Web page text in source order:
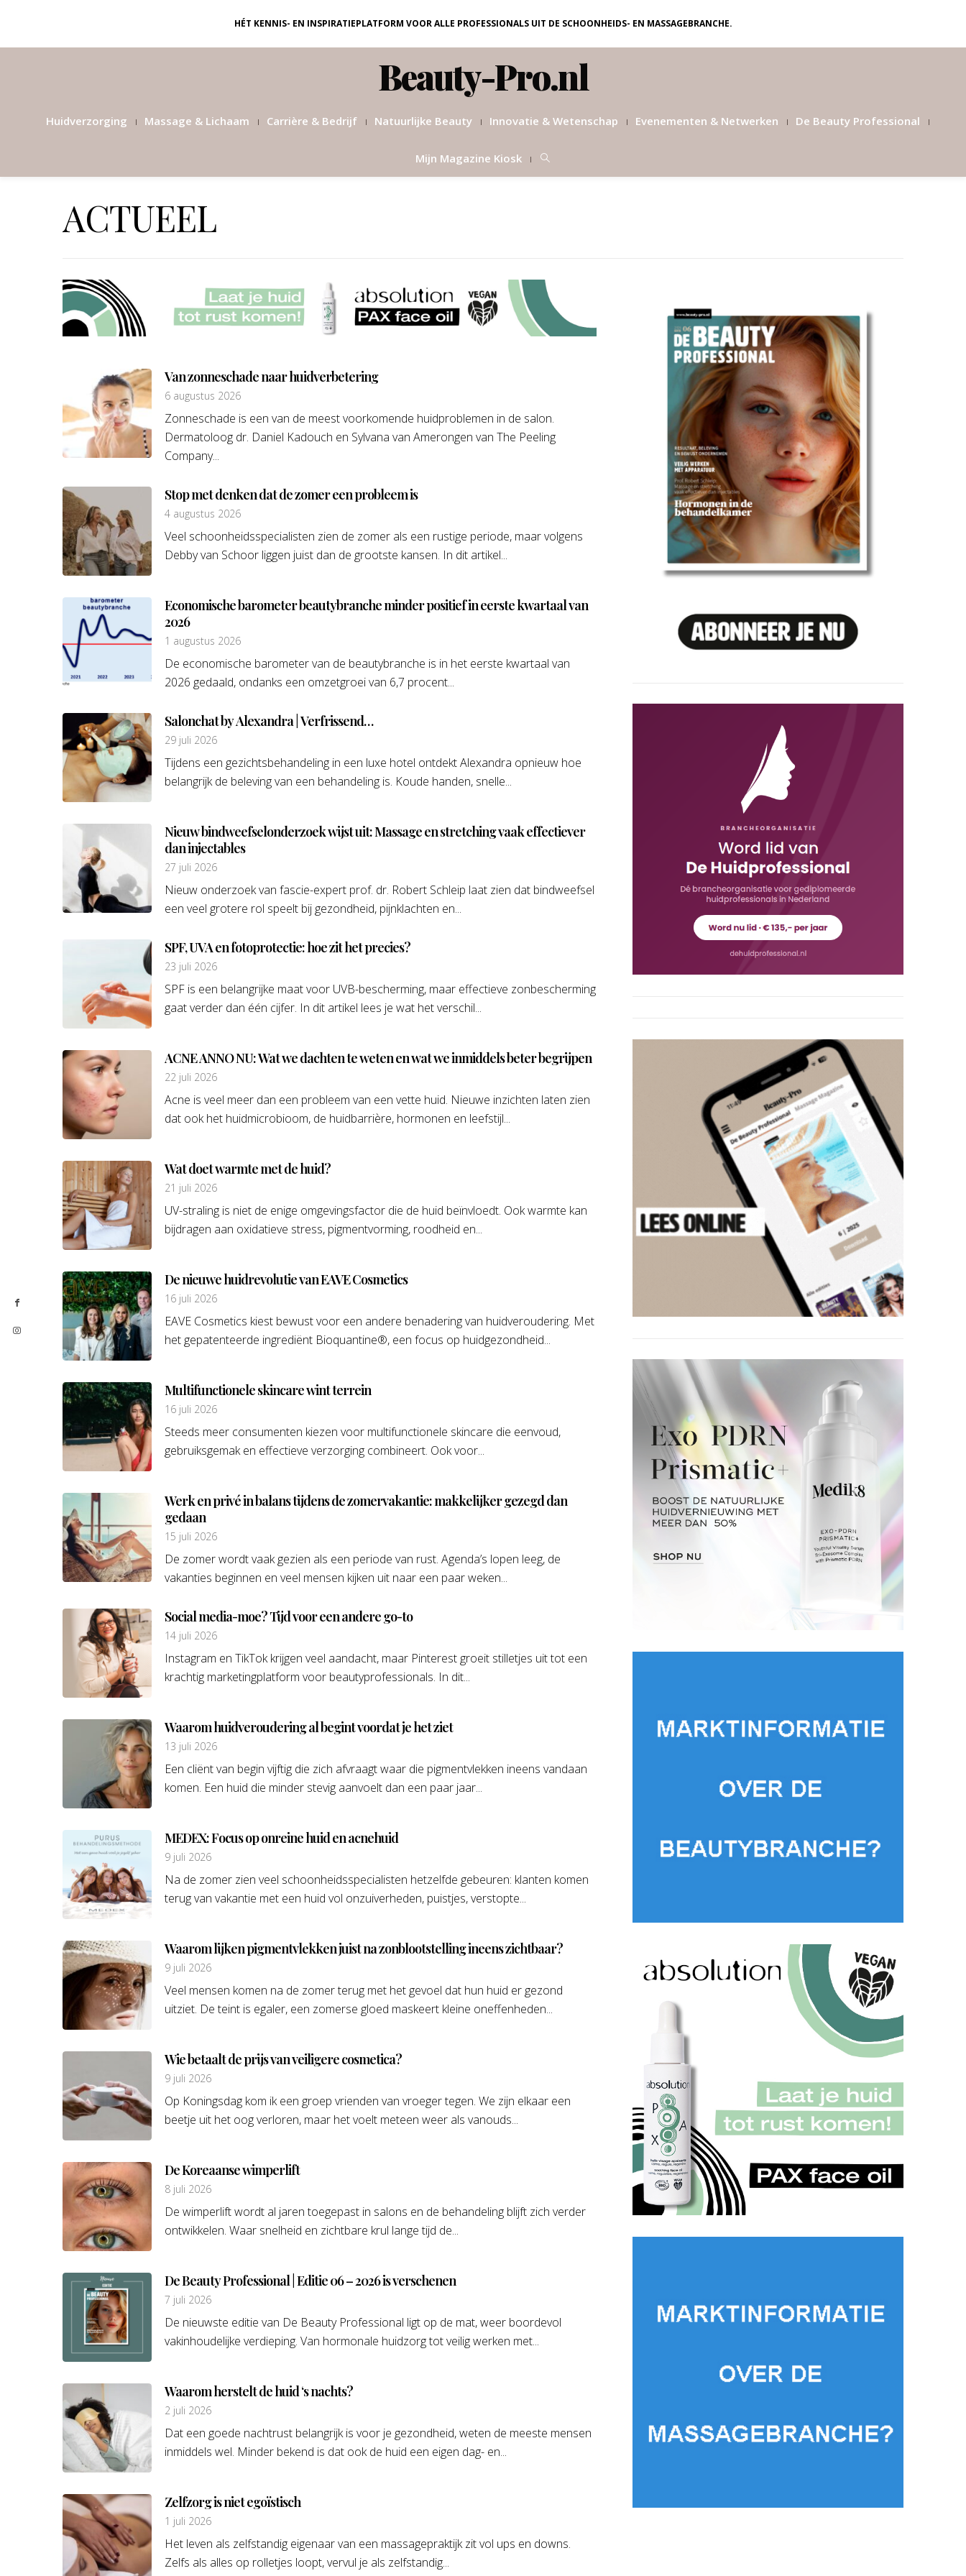
HÉT KENNIS- EN INSPIRATIEPLATFORM VOOR ALLE PROFESSIONALS UIT DE SCHOONHEIDS- EN MASSAGEBRANCHE.
Beauty-Pro.nl
Huidverzorging Massage & Lichaam Carrière & Bedrijf Natuurlijke Beauty Innovatie & Wetenschap Evenementen & Netwerken De Beauty Professional
Mijn Magazine Kiosk
ACTUEEL
Van zonneschade naar huidverbetering
6 augustus 2026
Zonneschade is een van de meest voorkomende huidproblemen in de salon.
Dermatoloog dr. Daniel Kadouch en Sylvana van Amerongen van The Peeling
Company...
Stop met denken dat de zomer een probleem is
4 augustus 2026
Veel schoonheidsspecialisten zien de zomer als een rustige periode, maar volgens
Debby van Schoor liggen juist dan de grootste kansen. In dit artikel...
Economische barometer beautybranche minder positief in eerste kwartaal van
2026
1 augustus 2026
De economische barometer van de beautybranche is in het eerste kwartaal van
2026 gedaald, ondanks een omzetgroei van 6,7 procent...
Salonchat by Alexandra | Verfrissend…
29 juli 2026
Tijdens een gezichtsbehandeling in een luxe hotel ontdekt Alexandra opnieuw hoe
belangrijk de beleving van een behandeling is. Koude handen, snelle...
Nieuw bindweefselonderzoek wijst uit: Massage en stretching vaak effectiever
dan injectables
27 juli 2026
Nieuw onderzoek van fascie-expert prof. dr. Robert Schleip laat zien dat bindweefsel
een veel grotere rol speelt bij gezondheid, pijnklachten en...
SPF, UVA en fotoprotectie: hoe zit het precies?
23 juli 2026
SPF is een belangrijke maat voor UVB-bescherming, maar effectieve zonbescherming
gaat verder dan één cijfer. In dit artikel lees je wat het verschil...
ACNE ANNO NU: Wat we dachten te weten en wat we inmiddels beter begrijpen
22 juli 2026
Acne is veel meer dan een probleem van een vette huid. Nieuwe inzichten laten zien
dat ook het huidmicrobioom, de huidbarrière, hormonen en leefstijl...
Wat doet warmte met de huid?
21 juli 2026
UV-straling is niet de enige omgevingsfactor die de huid beïnvloedt. Ook warmte kan
bijdragen aan oxidatieve stress, pigmentvorming, roodheid en...
De nieuwe huidrevolutie van EAVE Cosmetics
16 juli 2026
EAVE Cosmetics kiest bewust voor een andere benadering van huidveroudering. Met
het gepatenteerde ingrediënt Bioquantine®, een focus op huidgezondheid...
Multifunctionele skincare wint terrein
16 juli 2026
Steeds meer consumenten kiezen voor multifunctionele skincare die eenvoud,
gebruiksgemak en effectieve verzorging combineert. Ook voor...
Werk en privé in balans tijdens de zomervakantie: makkelijker gezegd dan
gedaan
15 juli 2026
De zomer wordt vaak gezien als een periode van rust. Agenda’s lopen leeg, de
vakanties beginnen en veel mensen kijken uit naar een paar weken...
Social media-moe? Tijd voor een andere go-to
14 juli 2026
Instagram en TikTok krijgen veel aandacht, maar Pinterest groeit stilletjes uit tot een
krachtig marketingplatform voor beautyprofessionals. In dit...
Waarom huidveroudering al begint voordat je het ziet
13 juli 2026
Een cliënt van begin vijftig die zich afvraagt waar die pigmentvlekken ineens vandaan
komen. Een huid die minder stevig aanvoelt dan een paar jaar...
MEDEX: Focus op onreine huid en acnehuid
9 juli 2026
Na de zomer zien veel schoonheidsspecialisten hetzelfde gebeuren: klanten komen
terug van vakantie met een huid vol onzuiverheden, puistjes, verstopte...
Waarom lijken pigmentvlekken juist na zonblootstelling ineens zichtbaar?
9 juli 2026
Veel mensen komen na de zomer terug met het gevoel dat hun huid er gezond
uitziet. De teint is egaler, een zomerse gloed maskeert kleine oneffenheden...
Wie betaalt de prijs van veiligere cosmetica?
9 juli 2026
Op Koningsdag kom ik een groep vrienden van vroeger tegen. We zijn elkaar een
beetje uit het oog verloren, maar het voelt meteen weer als vanouds...
De Koreaanse wimperlift
8 juli 2026
De wimperlift wordt al jaren toegepast in salons en de behandeling blijft zich verder
ontwikkelen. Waar snelheid en zichtbare krul lange tijd de...
De Beauty Professional | Editie 06 – 2026 is verschenen
7 juli 2026
De nieuwste editie van De Beauty Professional ligt op de mat, weer boordevol
vakinhoudelijke verdieping. Van hormonale huidzorg tot veilig werken met...
Waarom herstelt de huid ‘s nachts?
2 juli 2026
Dat een goede nachtrust belangrijk is voor je gezondheid, weten de meeste mensen
inmiddels wel. Minder bekend is dat ook de huid een eigen dag- en...
Zelfzorg is niet egoïstisch
1 juli 2026
Het leven als zelfstandig eigenaar van een massagepraktijk zit vol ups en downs.
Zelfs als alles op rolletjes loopt, vervul je als zelfstandig...